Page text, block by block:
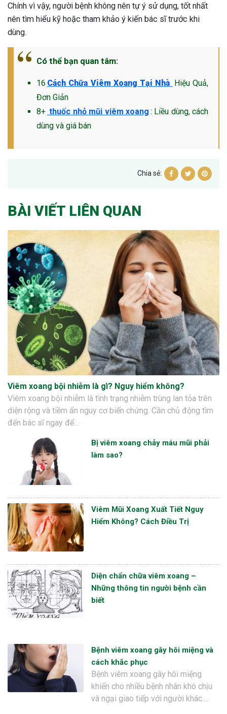
Chính vì vậy, người bệnh không nên tự ý sử dụng, tốt nhất
nên tìm hiểu kỹ hoặc tham khảo ý kiến bác sĩ trước khi
dùng.
Có thể bạn quan tâm:
16 Cách Chữa Viêm Xoang Tại Nhà Hiệu Quả,
Đơn Giản
8+ thuốc nhỏ mũi viêm xoang : Liều dùng, cách
dùng và giá bán
Chia sẻ:
BÀI VIẾT LIÊN QUAN
Viêm xoang bội nhiễm là gì? Nguy hiểm không?
Viêm xoang bội nhiễm là tình trạng nhiễm trùng lan tỏa trên
diện rộng và tiềm ẩn nguy cơ biến chứng. Cần chủ động tìm
đến bác sĩ ngay để…
Bị viêm xoang chảy máu mũi phải
làm sao?
Viêm Mũi Xoang Xuất Tiết Nguy
Hiểm Không? Cách Điều Trị
Diện chẩn chữa viêm xoang –
Những thông tin người bệnh cần
biết
Bệnh viêm xoang gây hôi miệng và
cách khắc phục
Bệnh viêm xoang gây hôi miệng
khiến cho nhiều bệnh nhân khó chịu
và ngại giao tiếp với người khác.…